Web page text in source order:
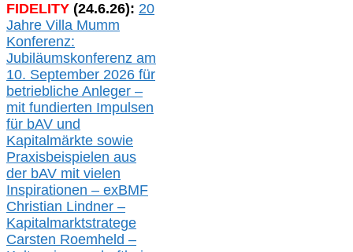
FIDELITY (24.6.26): 20
Jahre Villa Mumm
Konferenz:
Jubiläumskonferenz am
10. September 2026 für
betriebliche Anleger –
mit fundierten Impulsen
für bAV und
Kapitalmärkte sowie
Praxisbeispielen aus
der bAV mit vielen
Inspirationen – exBMF
Christian Lindner –
Kapitalmarktstratege
Carsten Roemheld –